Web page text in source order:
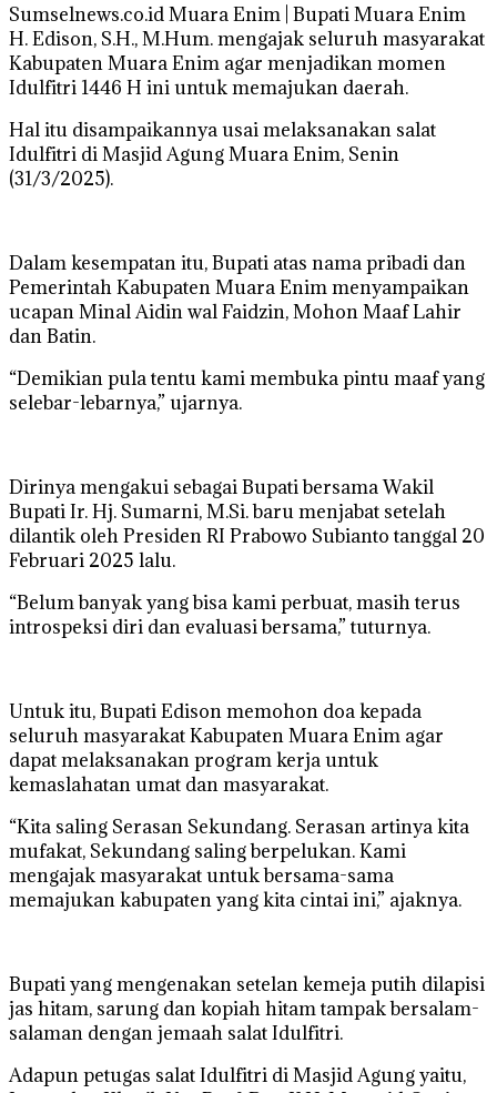
Sumselnews.co.id Muara Enim | Bupati Muara Enim
H. Edison, S.H., M.Hum. mengajak seluruh masyarakat
Kabupaten Muara Enim agar menjadikan momen
Idulfitri 1446 H ini untuk memajukan daerah.
Hal itu disampaikannya usai melaksanakan salat
Idulfitri di Masjid Agung Muara Enim, Senin
(31/3/2025).
Dalam kesempatan itu, Bupati atas nama pribadi dan
Pemerintah Kabupaten Muara Enim menyampaikan
ucapan Minal Aidin wal Faidzin, Mohon Maaf Lahir
dan Batin.
“Demikian pula tentu kami membuka pintu maaf yang
selebar-lebarnya,” ujarnya.
Dirinya mengakui sebagai Bupati bersama Wakil
Bupati Ir. Hj. Sumarni, M.Si. baru menjabat setelah
dilantik oleh Presiden RI Prabowo Subianto tanggal 20
Februari 2025 lalu.
“Belum banyak yang bisa kami perbuat, masih terus
introspeksi diri dan evaluasi bersama,” tuturnya.
Untuk itu, Bupati Edison memohon doa kepada
seluruh masyarakat Kabupaten Muara Enim agar
dapat melaksanakan program kerja untuk
kemaslahatan umat dan masyarakat.
“Kita saling Serasan Sekundang. Serasan artinya kita
mufakat, Sekundang saling berpelukan. Kami
mengajak masyarakat untuk bersama-sama
memajukan kabupaten yang kita cintai ini,” ajaknya.
Bupati yang mengenakan setelan kemeja putih dilapisi
jas hitam, sarung dan kopiah hitam tampak bersalam-
salaman dengan jemaah salat Idulfitri.
Adapun petugas salat Idulfitri di Masjid Agung yaitu,